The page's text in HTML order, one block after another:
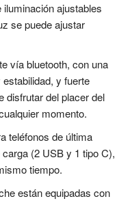
ajustables
se puede ajustar
vía bluetooth, con una
y fuerte
disfrutar del placer del
momento.
teléfonos de última
(2 USB y 1 tipo C),
tiempo.
están equipadas con